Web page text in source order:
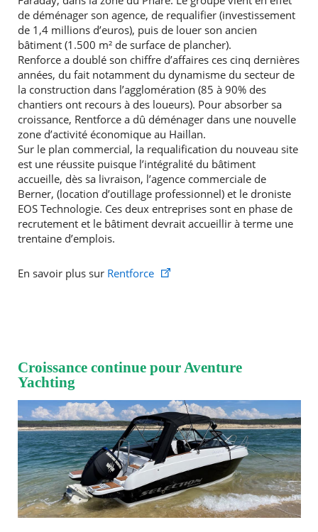
de déménager son agence, de requalifier (investissement
de 1,4 millions d’euros), puis de louer son ancien
bâtiment (1.500 m² de surface de plancher).
Renforce a doublé son chiffre d’affaires ces cinq dernières
années, du fait notamment du dynamisme du secteur de
la construction dans l’agglomération (85 à 90% des
chantiers ont recours à des loueurs). Pour absorber sa
croissance, Rentforce a dû déménager dans une nouvelle
zone d’activité économique au Haillan.
Sur le plan commercial, la requalification du nouveau site
est une réussite puisque l’intégralité du bâtiment
accueille, dès sa livraison, l’agence commerciale de
Berner, (location d’outillage professionnel) et le droniste
EOS Technologie. Ces deux entreprises sont en phase de
recrutement et le bâtiment devrait accueillir à terme une
trentaine d’emplois.
En savoir plus sur Rentforce
Croissance continue pour Aventure
Yachting